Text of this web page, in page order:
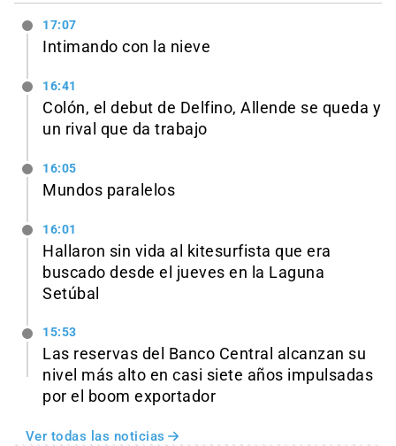
17:07
Intimando con la nieve
16:41
Colón, el debut de Delfino, Allende se queda y
un rival que da trabajo
16:05
Mundos paralelos
16:01
Hallaron sin vida al kitesurfista que era
buscado desde el jueves en la Laguna
Setúbal
15:53
Las reservas del Banco Central alcanzan su
nivel más alto en casi siete años impulsadas
por el boom exportador
Ver todas las noticias